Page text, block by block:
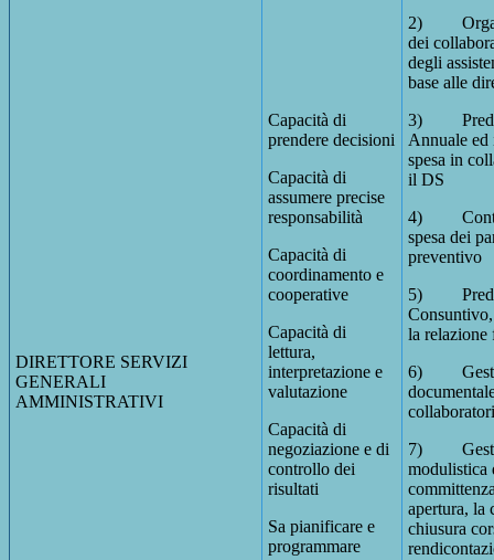
DIRETTORE SERVIZI
GENERALI
AMMINISTRATIVI
Capacità di
prendere decisioni
Capacità di
assumere precise
responsabilità
Capacità di
coordinamento e
cooperative
Capacità di
lettura,
interpretazione e
valutazione
Capacità di
negoziazione e di
controllo dei
risultati
Sa pianificare e
programmare
2)
dei
degli
base alle
3)
Annuale ed
spesa in
il DS
4)
spesa dei
preventivo
5)
la relazione
6)
7)
modulistica
apertura, la
chiusura